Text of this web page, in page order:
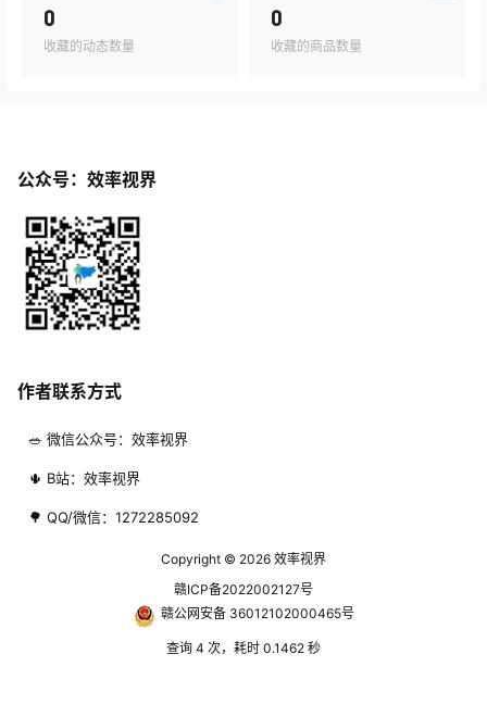
0
收藏的动态数量
0
收藏的商品数量
公众号：效率视界
作者联系方式
🥗 微信公众号：效率视界
🌵 B站：效率视界
🌳 QQ/微信：1272285092
Copyright © 2026 效率视界
赣ICP备2022002127号
赣公网安备 36012102000465号
查询 4 次，耗时 0.1462 秒